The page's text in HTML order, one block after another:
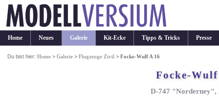
Home Neues Galerie Kit-Ecke Tipps & Tricks Presse
Du bist hier:Home >Galerie >Flugzeuge Zivil >Focke-Wulf A 16
Focke-
D-747 "Norderney",